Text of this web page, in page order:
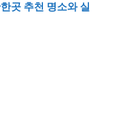
곳 추천 명소와 실